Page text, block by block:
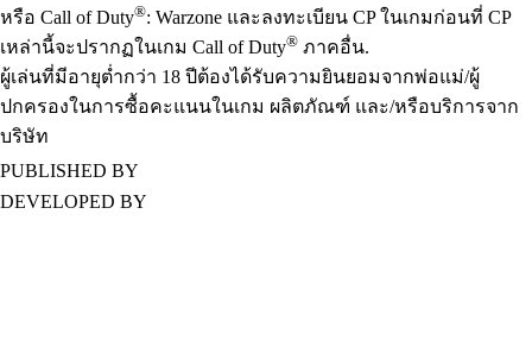
หรือ Call of Duty®: Warzone และลงทะเบียน CP ในเกมก่อนที่ CP
เหล่านี้จะปรากฏในเกม Call of Duty® ภาคอื่น.
ผู้เล่นที่มีอายุต่ำกว่า 18 ปีต้องได้รับความยินยอมจากพ่อแม่/ผู้
ปกครองในการซื้อคะแนนในเกม ผลิตภัณฑ์ และ/หรือบริการจาก
บริษัท
PUBLISHED BY
DEVELOPED BY